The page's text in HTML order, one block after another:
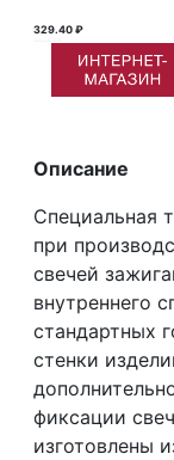
329.40 ₽
Описание
Специальная
при
свечей
внутреннего
стандартных
стенки
фиксации
изготовлены